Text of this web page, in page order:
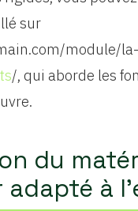
sur
module/
/, qui aborde les
du
adapté à